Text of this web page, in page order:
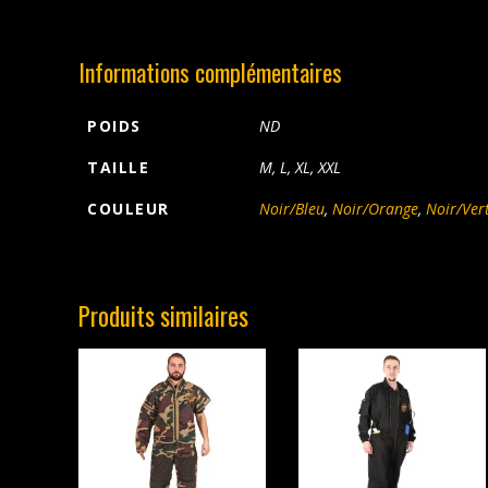
Informations complémentaires
POIDS
ND
TAILLE
M, L, XL, XXL
COULEUR
Noir/Bleu, Noir/Orange, Noir/
Produits similaires